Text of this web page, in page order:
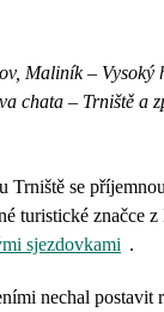
Maliník – Vysoký
chata – Trniště a
Trniště se
turistické značce
sjezdovkami .
nechal postavit